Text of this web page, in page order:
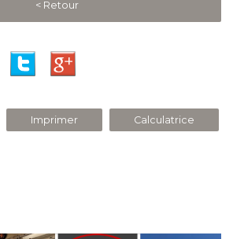
< Retour
Imprimer Calculatrice